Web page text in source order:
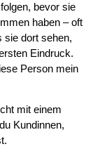
bevor sie
haben – oft
sie dort sehen,
Eindruck.
Person mein
mit einem
Kundinnen,